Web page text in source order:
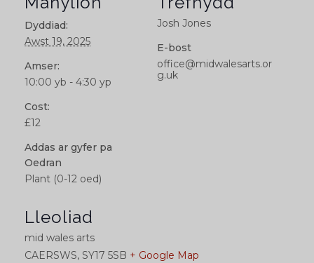
Dyddiad:
Awst 19, 2025
Amser:
10:00 yb - 4:30 yp
Cost:
£12
Addas ar gyfer pa
Oedran
Plant (0-12 oed)
Lleoliad
mid wales arts
CAERSWS, SY17 5SB + Google Map
Josh Jones
E-bost
office@midwalesarts.or
g.uk